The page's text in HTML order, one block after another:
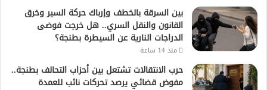
بين السرقة بالخطف وإرباك حركة السير وخرق
القانون والنقل السري.. هل خرجت فوضى
الدراجات النارية عن السيطرة بطنجة؟
منذ 14 ساعة
حرب الانتقالات تشتعل بين أحزاب التحالف بطنجة..
مفوض قضائي يرصد تحركات نائب للعمدة